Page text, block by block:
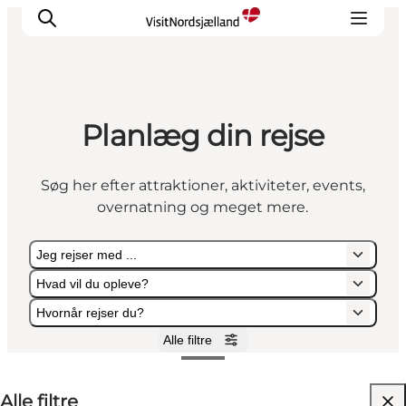
Highlights
Oplev
Det Sker
Byer
Planlæg ferien
Planlæg din rejse
Søg her efter attraktioner, aktiviteter, events,
overnatning og meget mere.
Jeg rejser med ...
Hvad vil du opleve?
Hvornår rejser du?
Alle filtre
Jeg rejser med ...
Hvad vil du opleve?
Hvornår rejser du?
Alle filtre